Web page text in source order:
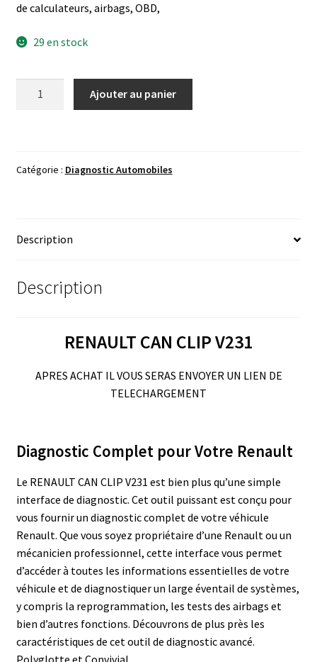
de calculateurs, airbags, OBD,
29 en stock
V231
Ajouter au panier
Catégorie : Diagnostic Automobiles
Description
Description
RENAULT CAN CLIP V231
APRES ACHAT IL VOUS SERAS ENVOYER UN LIEN DE
TELECHARGEMENT
Diagnostic Complet pour Votre Renault
Le RENAULT CAN CLIP V231 est bien plus qu’une simple
interface de diagnostic. Cet outil puissant est conçu pour
vous fournir un diagnostic complet de votre véhicule
Renault. Que vous soyez propriétaire d’une Renault ou un
mécanicien professionnel, cette interface vous permet
d’accéder à toutes les informations essentielles de votre
véhicule et de diagnostiquer un large éventail de systèmes,
y compris la reprogrammation, les tests des airbags et
bien d’autres fonctions. Découvrons de plus près les
caractéristiques de cet outil de diagnostic avancé.
Polyglotte et Convivial